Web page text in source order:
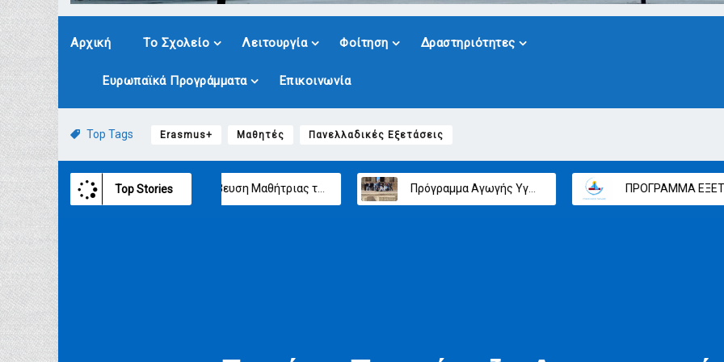
Αρχική Το Σχολείο Λειτουργία Φοίτηση Δραστηριότητες
Ευρωπαϊκά Προγράμματα Επικοινωνία
Top Tags Erasmus+ Μαθητές Πανελλαδικές Εξετάσεις
Top Stories
Βράβευση Μαθήτριας του ΓΕΛ Παραλίας Πρόγραμμα Αγωγής Υγείας 2025-2026 ΠΡΟΓΡΑΜΜΑ ΕΞΕΤΑΣΕΩΝ ΜΑΙΟΥ – ΙΟΥΝΙΟΥ (ΕΝΔΟΣΧΟΛΙΚΕΣ ΕΞΕΤΑΣΕΙΣ)